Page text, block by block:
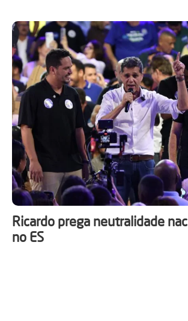
Ricardo prega neutralidade
no ES